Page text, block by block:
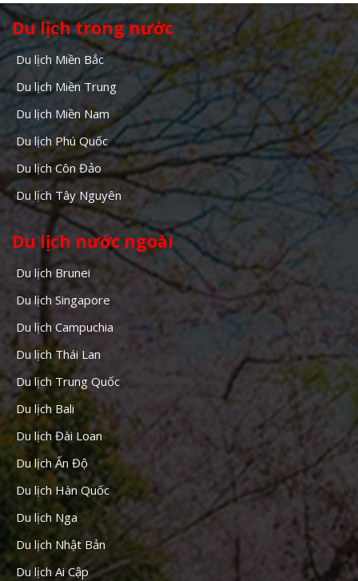
Du lịch trong nước
Du lịch Miền Bắc
Du lịch Miền Trung
Du lịch Miền Nam
Du lịch Phú Quốc
Du lịch Côn Đảo
Du lịch Tây Nguyên
Du lịch nước ngoài
Du lịch Brunei
Du lịch Singapore
Du lịch Campuchia
Du lịch Thái Lan
Du lịch Trung Quốc
Du lịch Bali
Du lịch Đài Loan
Du lịch Ấn Độ
Du lịch Hàn Quốc
Du lịch Nga
Du lịch Nhật Bản
Du lịch Ai Cập